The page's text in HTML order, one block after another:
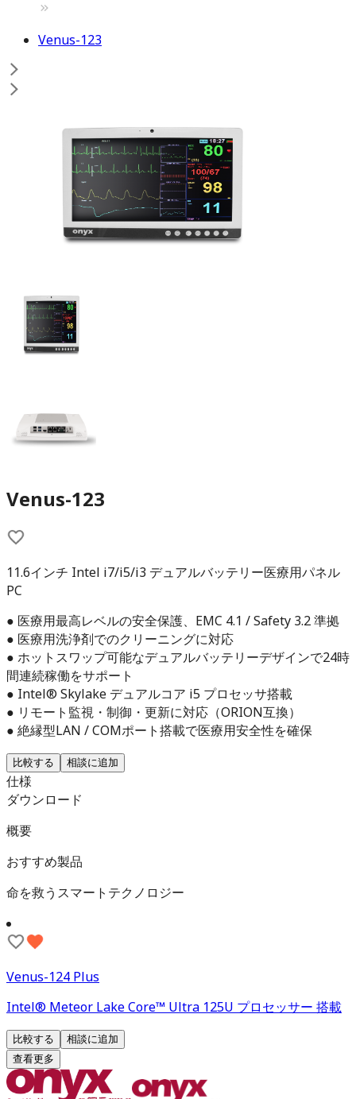
Venus-123
Venus-123
11.6インチ Intel i7/i5/i3 デュアルバッテリー医療用パネル
PC
● 医療用最高レベルの安全保護、EMC 4.1 / Safety 3.2 準拠
● 医療用洗浄剤でのクリーニングに対応
● ホットスワップ可能なデュアルバッテリーデザインで24時
間連続稼働をサポート
● Intel® Skylake デュアルコア i5 プロセッサ搭載
● リモート監視・制御・更新に対応（ORION互換）
● 絶縁型LAN / COMポート搭載で医療用安全性を確保
比較する 相談に追加
仕様
ダウンロード
概要
おすすめ製品
命を救うスマートテクノロジー
Venus-124 Plus
Intel® Meteor Lake Core™ Ultra 125U プロセッサー 搭載
比較する
相談に追加
查看更多